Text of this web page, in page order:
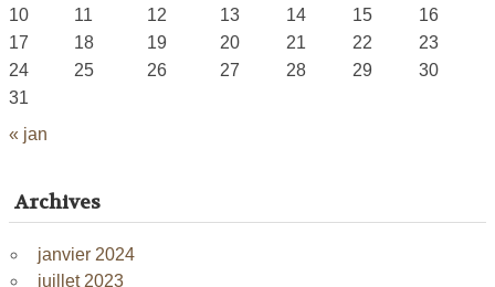
« jan
10
11 12 13 14 15
16
17
18 19 20 21 22
23
24
25 26 27 28 29
30
31
Archives
janvier 2024
juillet 2023